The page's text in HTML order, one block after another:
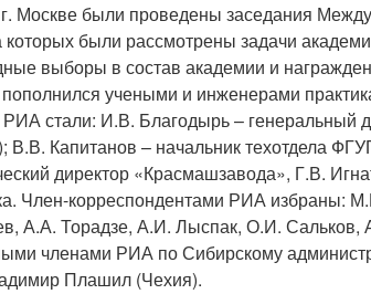
Москве были проведены заседания
были рассмотрены задачи
выборы в состав академии и
учеными и инженерами
стали: И.В. Благодырь – генеральный
В.В. Капитанов – начальник техотдела
директор «Красмашзавода», Г.В.
Член-корреспондентами РИА избраны:
А.А. Торадзе, А.И. Лыспак, О.И. Сальков,
членами РИА по Сибирскому
Плашил (Чехия).